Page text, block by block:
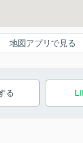
地図アプリで見る
る